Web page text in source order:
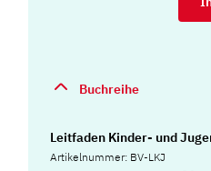
Buchreihe
Leitfaden Kinder- und
Artikelnummer: BV-LKJ